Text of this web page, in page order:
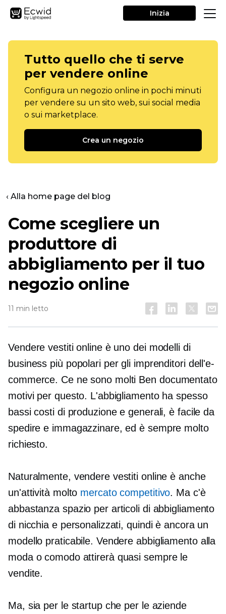
Inizia
Tutto quello che ti serve
per vendere online
Configura un negozio online in pochi minuti
per vendere su un sito web, sui social media
o sui marketplace.
Crea un negozio
‹ Alla home page del blog
Come scegliere un
produttore di
abbigliamento per il tuo
negozio online
11 min letto
Vendere vestiti online è uno dei modelli di
business più popolari per gli imprenditori dell'e-
commerce. Ce ne sono molti Ben documentato
motivi per questo. L'abbigliamento ha spesso
bassi costi di produzione e generali, è facile da
spedire e immagazzinare, ed è sempre molto
richiesto.
Naturalmente, vendere vestiti online è anche
un'attività molto mercato competitivo. Ma c'è
abbastanza spazio per articoli di abbigliamento
di nicchia e personalizzati, quindi è ancora un
modello praticabile. Vendere abbigliamento alla
moda o comodo attirerà quasi sempre le
vendite.
Ma, sia per le startup che per le aziende